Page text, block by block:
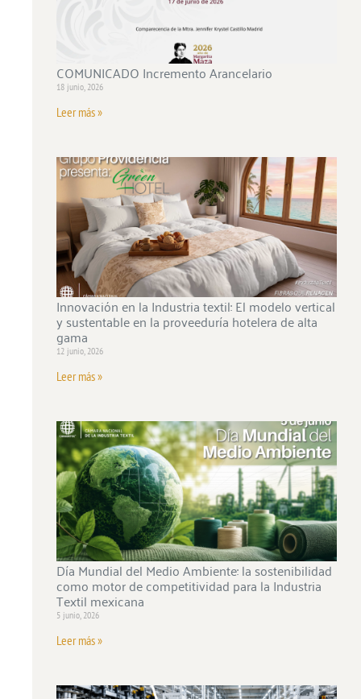
COMUNICADO Incremento Arancelario
18 junio, 2026
Leer más »
Innovación en la Industria textil: El modelo vertical
y sustentable en la proveeduría hotelera de alta
gama
12 junio, 2026
Leer más »
Día Mundial del Medio Ambiente: la sostenibilidad
como motor de competitividad para la Industria
Textil mexicana
5 junio, 2026
Leer más »